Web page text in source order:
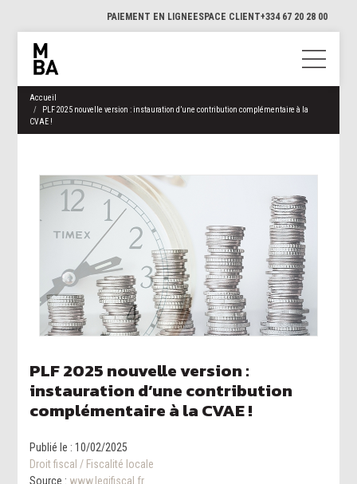
PAIEMENT EN LIGNEESPACE CLIENT+334 67 20 28 00
Accueil
PLF 2025 nouvelle version : instauration d’une contribution complémentaire à la
CVAE !
PLF 2025 nouvelle version :
instauration d’une contribution
complémentaire à la CVAE !
Publié le :10/02/2025
Droit fiscal / Fiscalité locale
Source : www.legifiscal.fr